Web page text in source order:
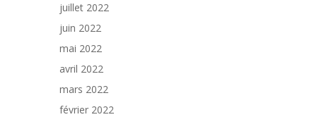
juillet 2022
juin 2022
mai 2022
avril 2022
mars 2022
février 2022